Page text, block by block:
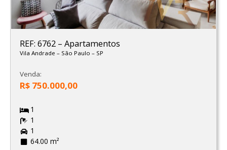
REF: 6762 – Apartamentos
Vila Andrade – São Paulo – SP
Venda:
R$ 750.000,00
1
1
1
64.00 m²